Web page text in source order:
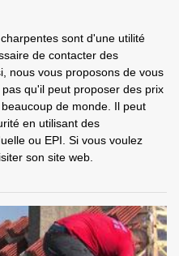
sont d'une utilité
de contacter des
nous vous proposons de vous
qu'il peut proposer des prix
de monde. Il peut
en utilisant des
ou EPI. Si vous voulez
son site web.